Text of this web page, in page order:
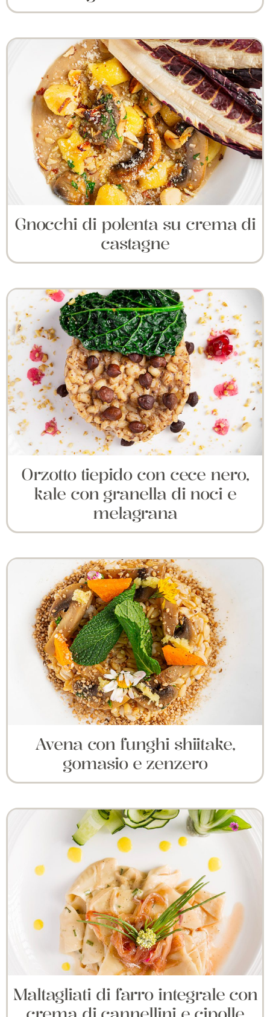
Gnocchi di polenta su crema di
castagne
Orzotto tiepido con cece nero,
kale con granella di noci e
melagrana
Avena con funghi shiitake,
gomasio e zenzero
Maltagliati di farro integrale con